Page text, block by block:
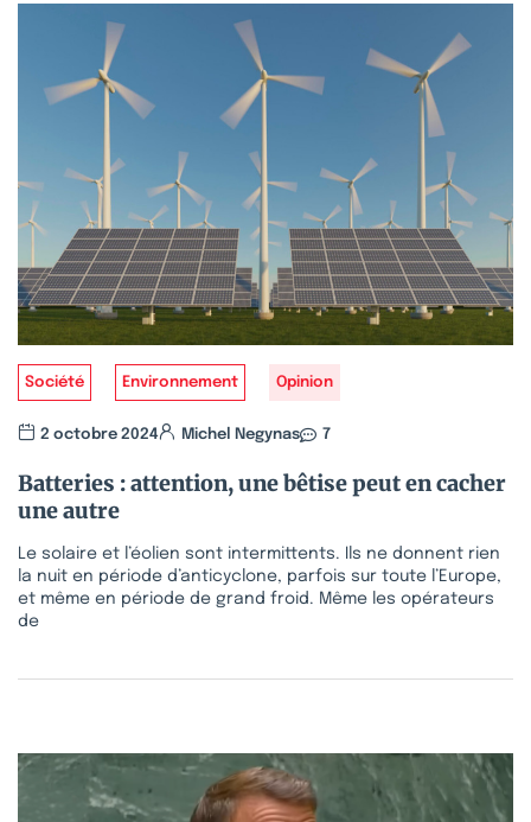
Société Environnement Opinion
2 octobre 2024 Michel Negynas 7
Batteries : attention, une bêtise peut en cacher
une autre
Le solaire et l’éolien sont intermittents. Ils ne donnent rien
la nuit en période d’anticyclone, parfois sur toute l’Europe,
et même en période de grand froid. Même les opérateurs
de